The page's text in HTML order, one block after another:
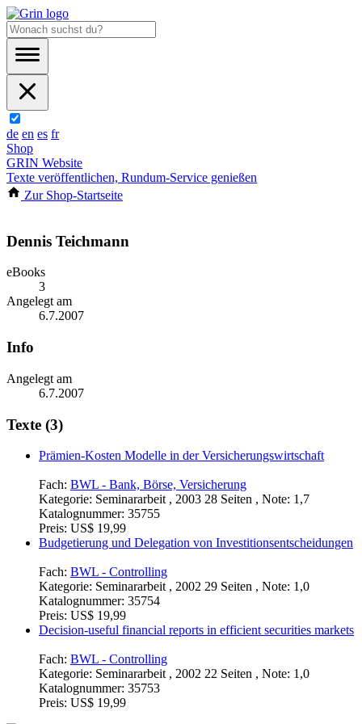
de en es fr
Shop
GRIN Website
Texte veröffentlichen, Rundum-Service genießen
Zur Shop-Startseite
Dennis Teichmann
eBooks
3
Angelegt am
6.7.2007
Info
Angelegt am
6.7.2007
Texte (3)
Prämien-Kosten Modelle in der Versicherungswirtschaft
Fach: BWL - Bank, Börse, Versicherung
Kategorie: Seminararbeit , 2003 28 Seiten , Note: 1,7
Katalognummer: 35755
Preis: US$ 19,99
Budgetierung und Delegation von Investitionsentscheidungen
Fach: BWL - Controlling
Kategorie: Seminararbeit , 2002 29 Seiten , Note: 1,0
Katalognummer: 35754
Preis: US$ 19,99
Decision-useful financial reports in efficient securities markets
Fach: BWL - Controlling
Kategorie: Seminararbeit , 2002 22 Seiten , Note: 1,0
Katalognummer: 35753
Preis: US$ 19,99